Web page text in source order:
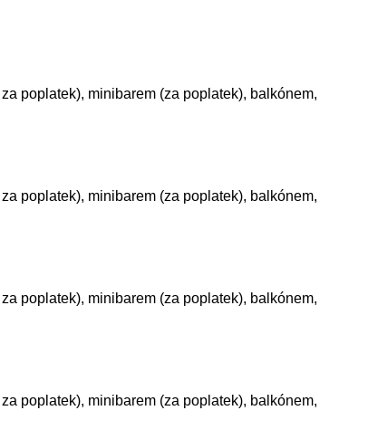
poplatek), minibarem (za poplatek), balkónem,
poplatek), minibarem (za poplatek), balkónem,
poplatek), minibarem (za poplatek), balkónem,
poplatek), minibarem (za poplatek), balkónem,